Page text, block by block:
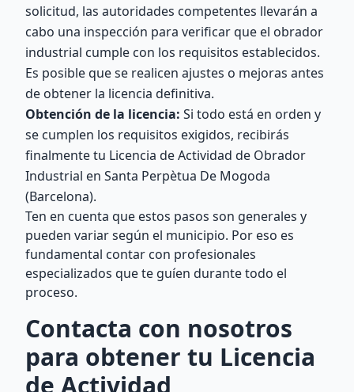
solicitud, las autoridades competentes llevarán a
cabo una inspección para verificar que el obrador
industrial cumple con los requisitos establecidos.
Es posible que se realicen ajustes o mejoras antes
de obtener la licencia definitiva.
Obtención de la licencia: Si todo está en orden y
se cumplen los requisitos exigidos, recibirás
finalmente tu Licencia de Actividad de Obrador
Industrial en Santa Perpètua De Mogoda
(Barcelona).
Ten en cuenta que estos pasos son generales y
pueden variar según el municipio. Por eso es
fundamental contar con profesionales
especializados que te guíen durante todo el
proceso.
Contacta con nosotros
para obtener tu Licencia
de Actividad